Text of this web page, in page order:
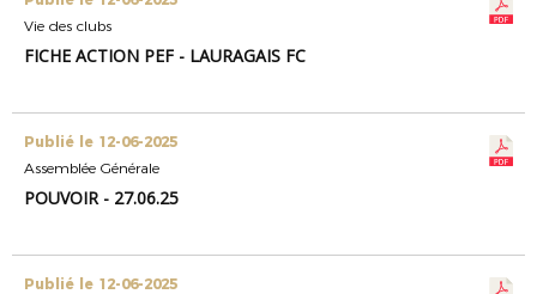
Vie des clubs
FICHE ACTION PEF - LAURAGAIS FC
Publié le 12-06-2025
Assemblée Générale
POUVOIR - 27.06.25
Publié le 12-06-2025